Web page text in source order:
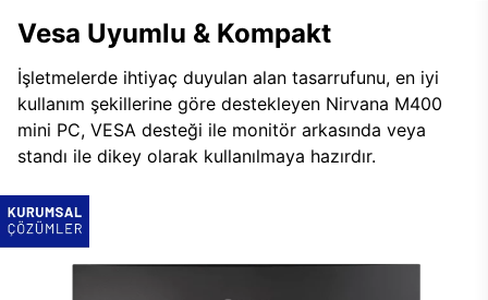
Vesa Uyumlu & Kompakt
İşletmelerde ihtiyaç duyulan alan tasarrufunu, en iyi
kullanım şekillerine göre destekleyen Nirvana M400
mini PC, VESA desteği ile monitör arkasında veya
standı ile dikey olarak kullanılmaya hazırdır.